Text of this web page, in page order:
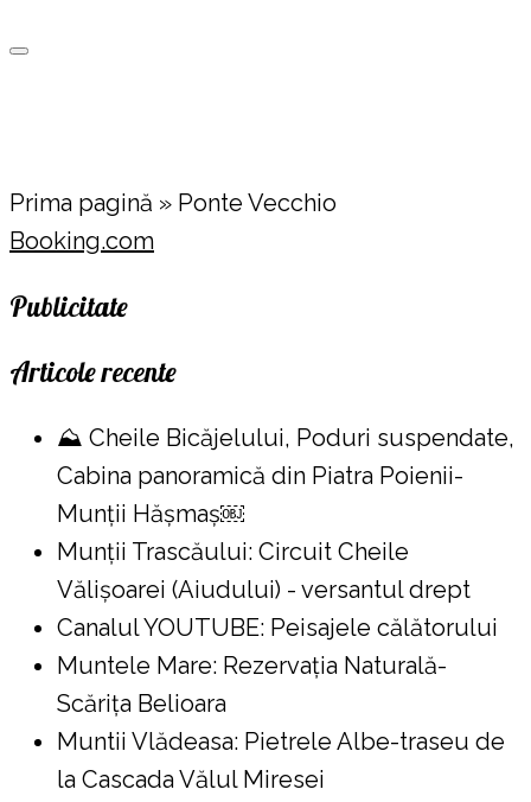
Prima pagină » Ponte Vecchio
Booking.com
Publicitate
Articole recente
⛰️ Cheile Bicăjelului, Poduri suspendate,
Cabina panoramică din Piatra Poienii-
Munții Hășmaș￼
Munții Trascăului: Circuit Cheile
Vălișoarei (Aiudului) - versantul drept
Canalul YOUTUBE: Peisajele călătorului
Muntele Mare: Rezervaţia Naturală-
Scăriţa Belioara
Muntii Vlădeasa: Pietrele Albe-traseu de
la Cascada Vălul Miresei